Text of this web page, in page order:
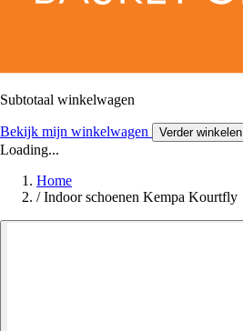
Subtotaal winkelwagen
Bekijk mijn winkelwagen Verder winkelen
Loading...
Home
/ Indoor schoenen Kempa Kourtfly